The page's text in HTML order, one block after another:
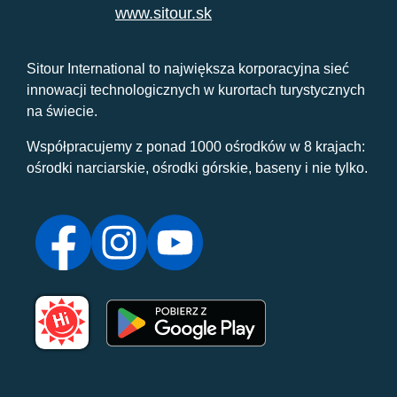
www.sitour.sk
Sitour International to największa korporacyjna sieć
innowacji technologicznych w kurortach turystycznych
na świecie.
Współpracujemy z ponad 1000 ośrodków w 8 krajach:
ośrodki narciarskie, ośrodki górskie, baseny i nie tylko.